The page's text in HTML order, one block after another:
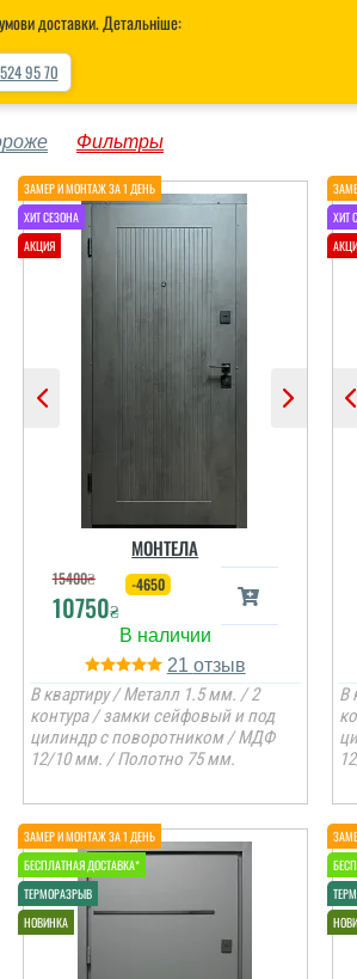
доставки. Детальніше:
95 70
Фильтры
МОНТЕЛА
15400₴
10750₴
-4650
21
В квартиру / Металл 1.5 мм. / 2
контура / замки сейфовый и под
цилиндр с поворотником / МДФ
12/10 мм. / Полотно 75 мм.
В